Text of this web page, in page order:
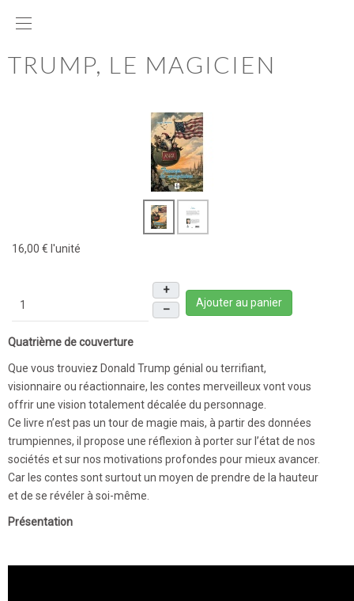
TRUMP, LE MAGICIEN
16,00 € l'unité
+
–
Ajouter au panier
Quatrième de couverture
Que vous trouviez Donald Trump génial ou terrifiant,
visionnaire ou réactionnaire, les contes merveilleux vont vous
offrir une vision totalement décalée du personnage.
Ce livre n’est pas un tour de magie mais, à partir des données
trumpiennes, il propose une réflexion à porter sur l’état de nos
sociétés et sur nos motivations profondes pour mieux avancer.
Car les contes sont surtout un moyen de prendre de la hauteur
et de se révéler à soi-même.
Présentation